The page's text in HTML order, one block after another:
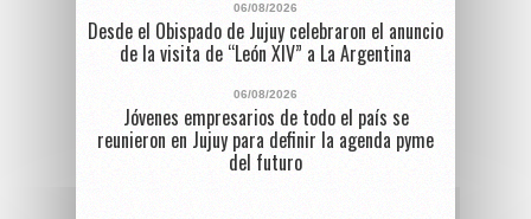
06/08/2026
Desde el Obispado de Jujuy celebraron el anuncio
de la visita de “León XIV” a La Argentina
06/08/2026
Jóvenes empresarios de todo el país se
reunieron en Jujuy para definir la agenda pyme
del futuro